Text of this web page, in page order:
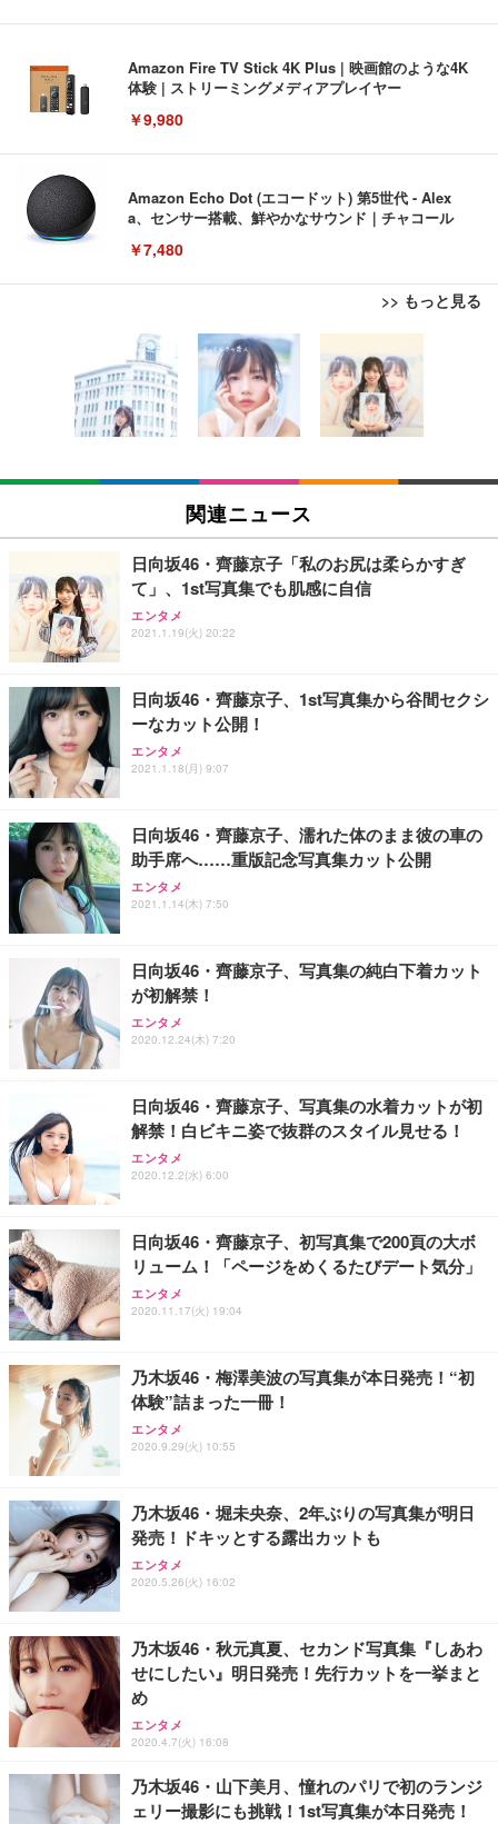
Amazon Fire TV Stick 4K Plus | 映画館のような4K
体験 | ストリーミングメディアプレイヤー
￥9,980
Amazon Echo Dot (エコードット) 第5世代 - Alex
a、センサー搭載、鮮やかなサウンド｜チャコール
￥7,480
>> もっと見る
[EdoErgo] オフィスチェア 椅子 テレワーク 疲れな
い 跳ね上げ式アームレスト コンパクト 約105度ロッ
キング pc 事務椅子 360度回転 座面昇降 強化ナイロ
ン樹脂ベース 通気性メッシュ 在宅ワーク H-WY01
(黒網+黒枠+黒足)
￥5,699
SIHOO B100 オフィスチェア／デスクチェア メッシ
ュチェア 人間工学 疲れない ブラック
￥27,999
Sezlife オフィスチェア デスクチェア 疲れない テレ
ワーク チェア 強化バックレスト 30度ロッキング機
能 人間工学 椅子 腰サポート 90度跳ね上げ式アーム
務用 おしゃれ パソコンチェア (ブラック)
Sezlife オフィスチェア デスクチェア 疲れない テレ
ワーク チェア 強化バックレスト 30度ロッキング機
能 人間工学 椅子 腰サポート 90度跳ね上げ式アーム
務用 おしゃれ パソコンチェア (ホワイト)
ANDWINT オフィスチェア デスクチェア 肘なし メ
ッシュ 通気性 ランバーサポート付き 腰サポート ガ
ス圧無段階昇降 360度回転 キャスター付き コンパク
EIZO ビジネス向けプレミアムモニター | FlexScan
EV3240X-WT | 31.5型4K UHD・USB Type-C・ホワ
イト
￥105,595
EIZO ビジネス向けプレミアムモニター | FlexScan
￥109,572
【純正品】27"ゲーミングモニター DualSense 充電
フック付き（CFI-ZDM1J）
【整備済み品】Dell E2724HS 27インチ 液晶モニタ
ー フルHD（1920×1080）VA 非光沢 HDMI/DisplayP
ort/VGA スピーカー内蔵 高さ調整 スイベル VESA対
【MiniLED/24.5inch/280Hz/FHD】GRAPHT THE S
HOOTER Gaming Monitor 24” Essential ゲーミン
グモニター QD 24.5インチ 1ms FHD 量子ドット 残
Amazonベーシック ペットシーツ 薄型 レギュラー 1
回使い捨て 無香料 ホワイト 300枚
￥3,373
Amazonベーシック ペットシーツ 厚型 ワイド 42枚
x2袋(84枚) ホワイト(吸収面:ライトブルー)
￥3,234
ネオ・ルーライフ ネオ・オムツ L 中型犬用 26枚入
り 単品
Smart Basic(スマートベーシック) 【Amazon.co.jp
限定】 Smart Basic アイリスオーヤマ ペットシーツ
超厚型 お徳用 ワイド 100枚入 (x 1) (ケース販売)
アイリスオーヤマ ペットシーツ 超厚型 お徳用 レギ
ュラー 200枚入【Amazon.co.jp限定】
関連ニュース
日向坂46・齊藤京子「私のお尻は柔らかすぎ
て」、1st写真集でも肌感に自信
エンタメ
2021.1.19(火) 20:22
日向坂46・齊藤京子、1st写真集から谷間セクシ
ーなカット公開！
エンタメ
2021.1.18(月) 9:07
日向坂46・齊藤京子、濡れた体のまま彼の車の
助手席へ……重版記念写真集カット公開
エンタメ
2021.1.14(木) 7:50
日向坂46・齊藤京子、写真集の純白下着カット
が初解禁！
エンタメ
2020.12.24(木) 7:20
日向坂46・齊藤京子、写真集の水着カットが初
解禁！白ビキニ姿で抜群のスタイル見せる！
エンタメ
2020.12.2(水) 6:00
日向坂46・齊藤京子、初写真集で200頁の大ボ
リューム！「ページをめくるたびデート気分」
エンタメ
2020.11.17(火) 19:04
乃木坂46・梅澤美波の写真集が本日発売！“初
体験”詰まった一冊！
エンタメ
2020.9.29(火) 10:55
乃木坂46・堀未央奈、2年ぶりの写真集が明日
発売！ドキッとする露出カットも
エンタメ
2020.5.26(火) 16:02
乃木坂46・秋元真夏、セカンド写真集『しあわ
せにしたい』明日発売！先行カットを一挙まと
め
エンタメ
2020.4.7(火) 16:08
乃木坂46・山下美月、憧れのパリで初のランジ
ェリー撮影にも挑戦！1st写真集が本日発売！